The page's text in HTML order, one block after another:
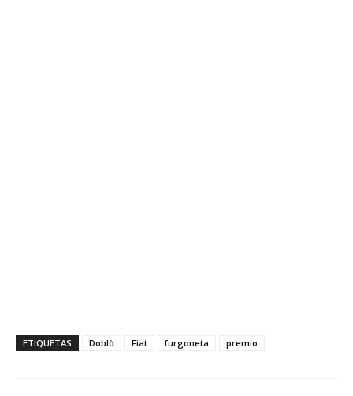
ETIQUETAS Doblò Fiat furgoneta premio